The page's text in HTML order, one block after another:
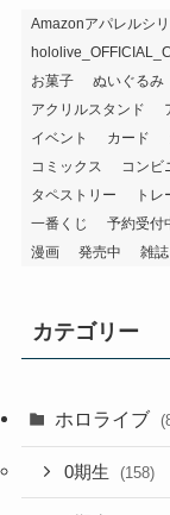
Amazonアパレルシ
お菓子
ぬいぐるみ
アクリルスタンド
イベント
カード
コミックス
コンビ
タペストリー
ト
一番くじ
予約受付
漫画
発売中 雑誌
カテゴリー
ホロライブ
0期生 (158)